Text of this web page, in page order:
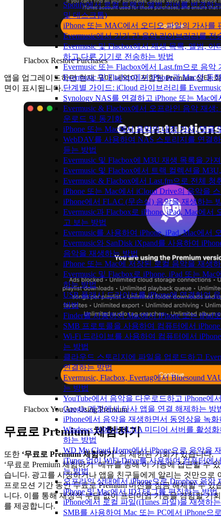
Spotify에서 로컬 트랙의 앨범 커버를 변경하
및 데스크톱)
iPhone 또는 MAC에서 오디오 파일의 가사를
Evermusic에서 기기 간 음악 라이브러리를
Evermusic 및 Flacbox에서 재생 목록, 앨범,
하고 다른 기기로 전송하는 방법
Evermusic 또는 Flacbox에서 Last.fm으로 음
Evermusic 및 Flacbox에서 iPhone과 Mac의
단계별 가이드: iCloud 라이브러리를
Synology NAS를 연결하고 iPhone 또는 Mac
Evermusic & Flacbox에서 오프라인 음악 재
운로드 및 동기화
iPhone 또는 Mac에서 음악의 내장 가사, 댓글
WebDAV를 사용하여 NAS 스토리지를 연결
듣는 방법
Evermusic 및 Flacbox에 M3U 재생 목록을 가
Evermusic 및 Flacbox에서 트랙 컬렉션을
Evermusic & Flacbox에서 Last.fm으로 전체 청
iPhone 또는 Mac에서 iCloud Drive의 음악을
iPhone에서 FLAC (무손실) 음악을 재생하는
Evermusic과 Flacbox로 iPhone, iPad, Mac에
고 보는 방법
Evermusic를 사용하여 iPhone, iPad, Mac에서
Evermusic와 SanDisk iXpand를 사용하여
음악을 재생하는 방법
iPhone 또는 Mac에 저장된 로컬 음악을 재생
Evermusic 및 Flacbox로 iPhone, iPad 또는
하는 방법
USB 플래시 드라이브를 iPhone에 연결하여
방법
Finder를 사용하여 Mac에서 iPhone 또는 iPad
SMB 프로토콜을 사용하여 컴퓨터에서
Wi-Fi 드라이브를 사용하여 컴퓨터에서
는 방법
클라우드 스토리지에 파일을 업로드하고
연결하는 방법
Evermusic, Flacbox, Evertag에서 Bluesound
는 방법
YouTube에서 음악을 다운로드하고 iPhone에
Google 계정에서 타사 앱을 연결 해제하는 방
iPhone에서 음악을 재생하면서 동영상을 녹
Windows 10에서 DLNA 미디어 서버를 활성
하는 방법
WD My Cloud Home에서 iPhone으로 음악을
iTunes 없이 WiFi-Drive를 사용하여 컴퓨터에
는 방법
오프라인 상태에서 iPhone으로 Dropbox 음악
iPhone 및 Mac에서 ID3 태그를 편집하는 방법
iPhone에서 로컬 파일(iTunes 파일)을 재생하
SMB를 사용하여 Mac 또는 PC에서 iPhone으
Flacbox Restore Purchases
앱을 업그레이드하면 현재 구매 내역이 포함된 Premium 상태 화
면이 표시됩니다.
Flacbox You Are Using Premium
무료로 Premium 체험하기
또한 ‘무료로 Premium 체험하기’의 제한된 기회가 있습니다.
‘무료로 Premium 체험하기’ 메뉴를 통해 이 기능에 접근할 수 있
습니다. 광고를 시청하거나 앱을 친구들에게 알리는 것만으로
프로모션 기간 동안 무료로 Premium 버전을 잠금 해제할 수 있
니다. 이를 통해 재정적 부담 없이 프리미엄 기능을 경험할 기회
를 제공합니다.